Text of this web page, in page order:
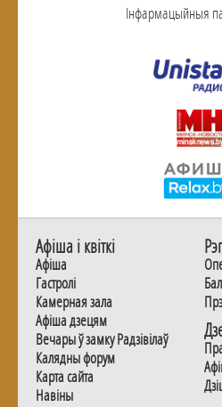
Інфармацыйныя
Афiша i квiткi
Афiша
Гастролi
Камерная зала
Афiша дзецям
Вечары ў замку Радзiвiлаў
Калядны форум
Карта сайта
Навiны